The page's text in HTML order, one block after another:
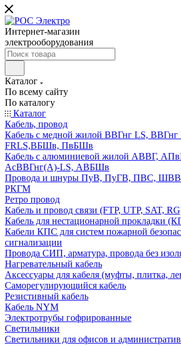
Интернет-магазин
электрооборудования
Каталог
По всему сайту
По каталогу
Каталог
Кабель, провод
Кабель с медной жилой ВВГнг LS,
FRLS,ВБШв, ПвБШв
Кабель с алюминиевой жилой АВВГ,
АсВВГнг(А)-LS, АВБШв
Провода и шнуры ПуВ, ПуГВ, ПВС,
РКГМ
Ретро провод
Кабель и провод связи (FTP, UTP, SAT,
Кабель для нестационарной прокладки
Кабели КПС для систем пожарной
сигнализации
Провода СИП, арматура, провода без
Нагревательный кабель
Аксессуары для кабеля (муфты, плитка,
Саморегулирующийся кабель
Резистивный кабель
Кабель NYM
Электротрубы гофрированные
Светильники
Светильники для офисов и